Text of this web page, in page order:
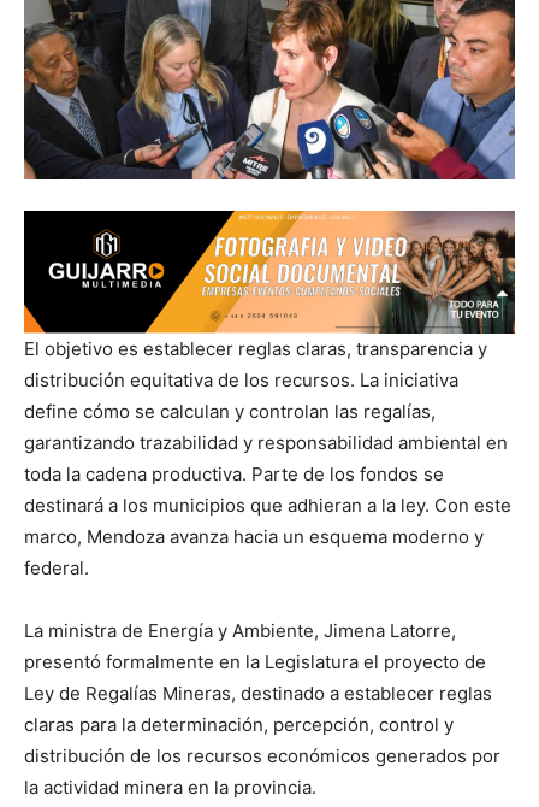
El objetivo es establecer reglas claras, transparencia y
distribución equitativa de los recursos. La iniciativa
define cómo se calculan y controlan las regalías,
garantizando trazabilidad y responsabilidad ambiental en
toda la cadena productiva. Parte de los fondos se
destinará a los municipios que adhieran a la ley. Con este
marco, Mendoza avanza hacia un esquema moderno y
federal.
La ministra de Energía y Ambiente, Jimena Latorre,
presentó formalmente en la Legislatura el proyecto de
Ley de Regalías Mineras, destinado a establecer reglas
claras para la determinación, percepción, control y
distribución de los recursos económicos generados por
la actividad minera en la provincia.